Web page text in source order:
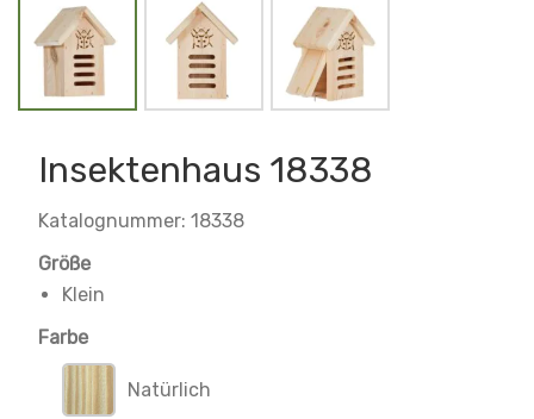
Insektenhaus 18338
Katalognummer: 18338
Größe
Klein
Farbe
Natürlich